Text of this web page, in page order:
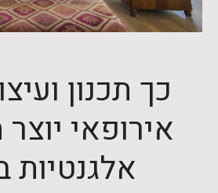
כך תכנון
אירופאי
אלגנטיות